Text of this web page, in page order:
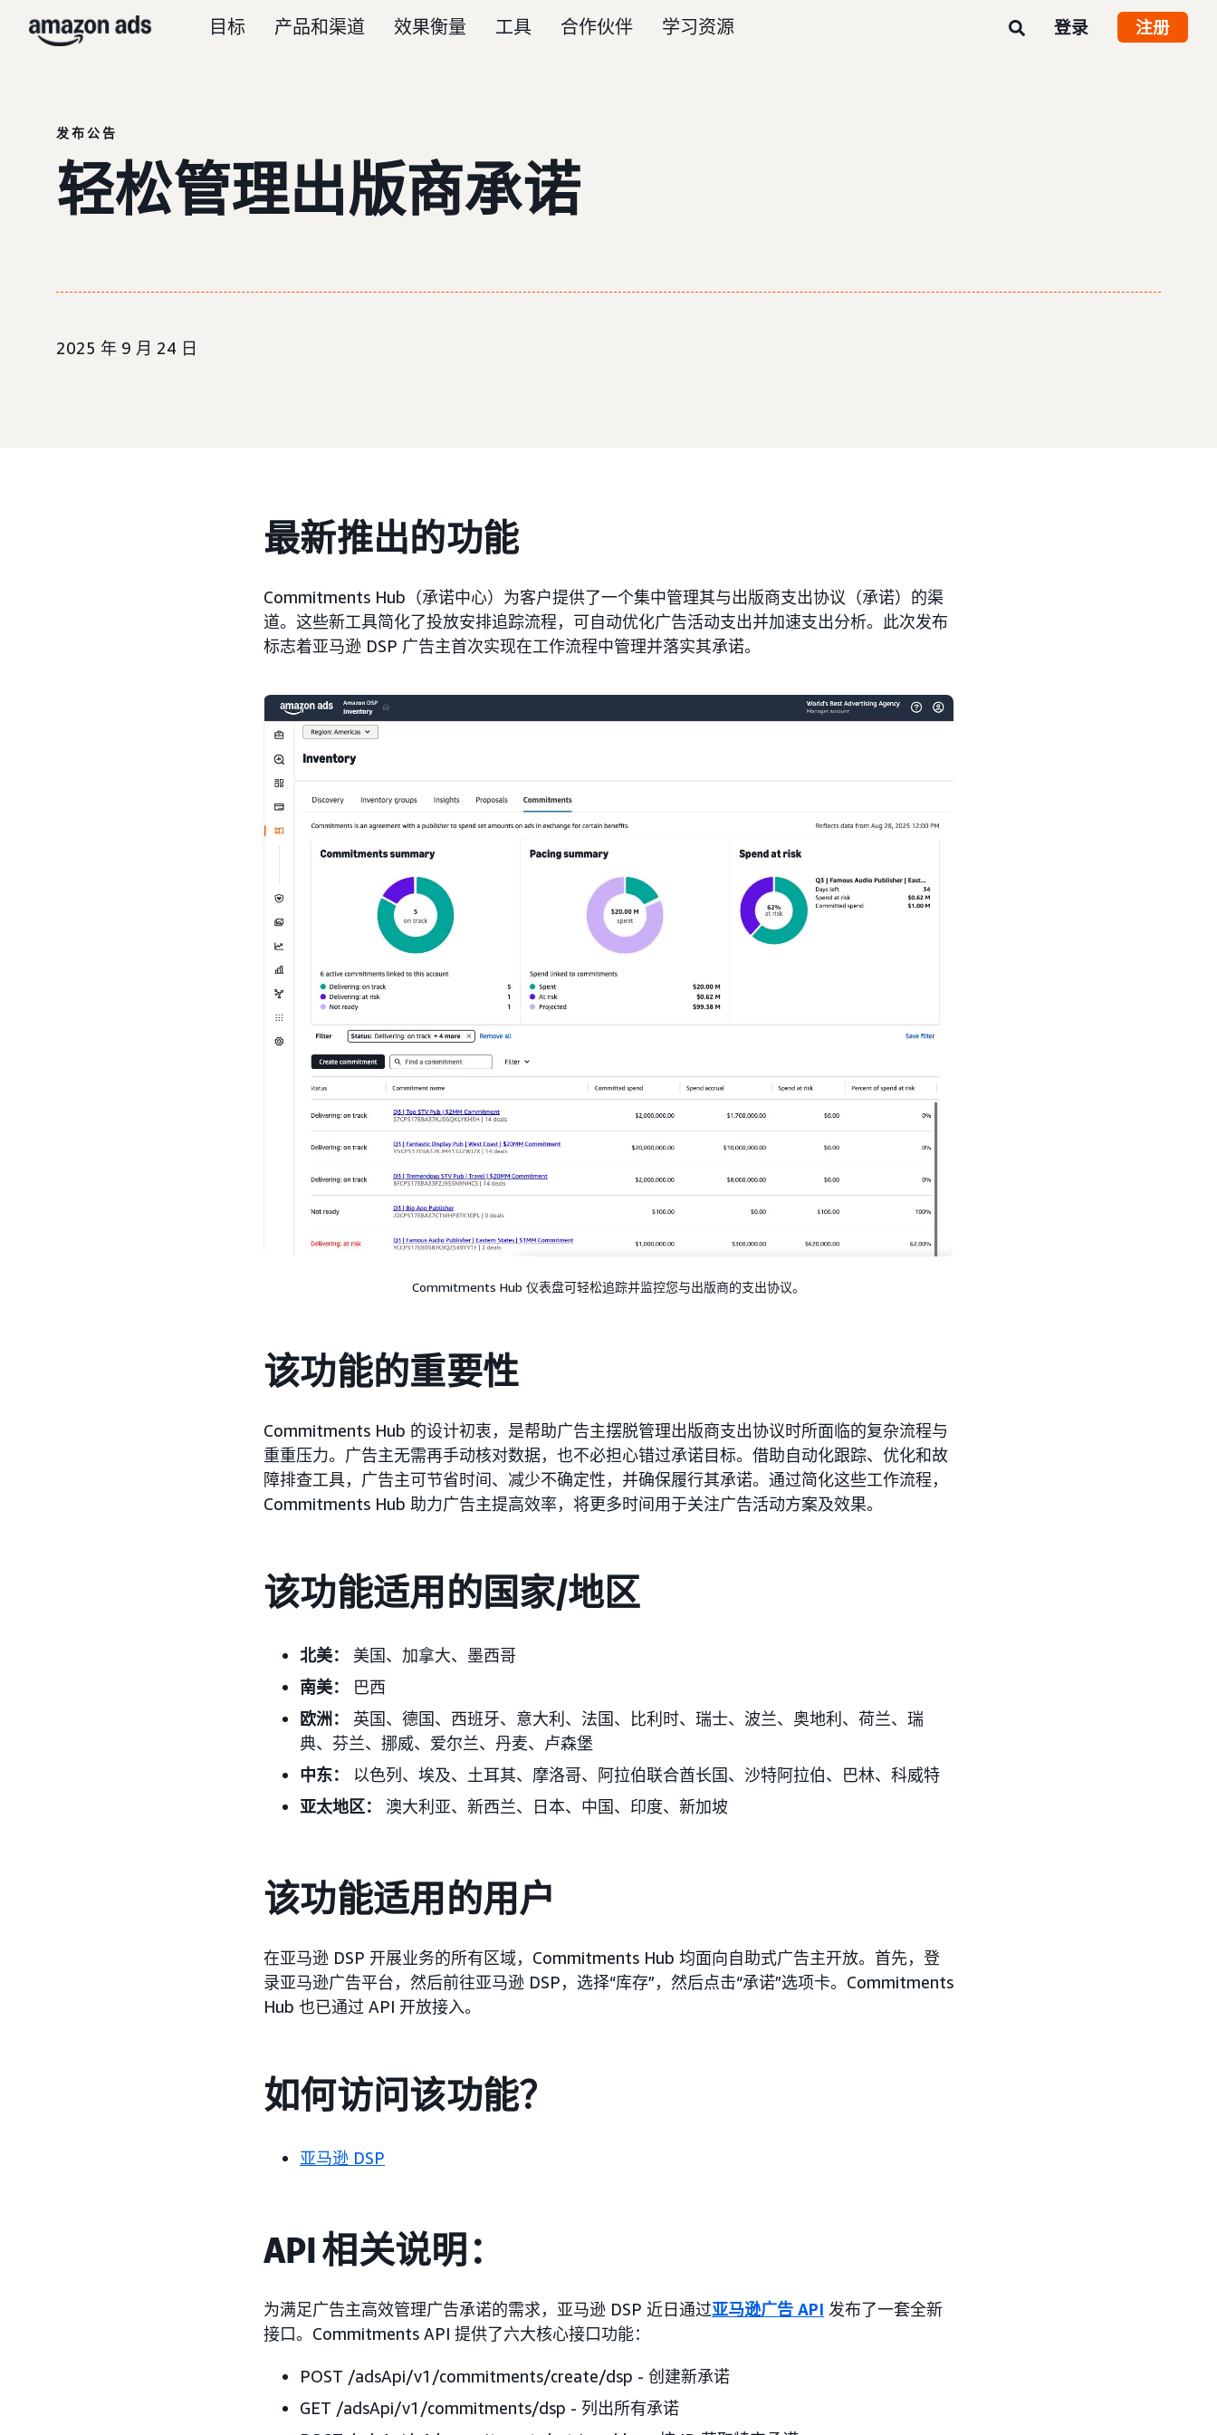
目标 产品和渠道 效果衡量 工具 合作伙伴 学习资源 登录 注册
发布公告
轻松管理出版商承诺
2025 年 9 月 24 日
最新推出的功能
Commitments Hub（承诺中心）为客户提供了一个集中管理其与出版商支出协议（承诺）的渠
道。这些新工具简化了投放安排追踪流程，可自动优化广告活动支出并加速支出分析。此次发布
标志着亚马逊 DSP 广告主首次实现在工作流程中管理并落实其承诺。
Commitments Hub 仪表盘可轻松追踪并监控您与出版商的支出协议。
该功能的重要性
Commitments Hub 的设计初衷，是帮助广告主摆脱管理出版商支出协议时所面临的复杂流程与
重重压力。广告主无需再手动核对数据，也不必担心错过承诺目标。借助自动化跟踪、优化和故
障排查工具，广告主可节省时间、减少不确定性，并确保履行其承诺。通过简化这些工作流程，
Commitments Hub 助力广告主提高效率，将更多时间用于关注广告活动方案及效果。
该功能适用的国家/地区
北美： 美国、加拿大、墨西哥
南美：
巴西
欧洲 ：
英国、德国、西班牙、意大利、法国、比利时、瑞士、波兰、奥地利、荷兰、瑞
典、芬兰、挪威、爱尔兰、丹麦、卢森堡
中东：
以色列、埃及、土耳其、摩洛哥、阿拉伯联合酋长国、沙特阿拉伯、巴林、科威特
亚太地区： 澳大利亚、新西兰、日本、中国、印度、新加坡
该功能适用的用户
在亚马逊 DSP 开展业务的所有区域，Commitments Hub 均面向自助式广告主开放。首先，登
录亚马逊广告平台，然后前往亚马逊 DSP，选择“库存”，然后点击“承诺”选项卡。Commitments
Hub 也已通过 API 开放接入。
如何访问该功能？
亚马逊 DSP
API 相关说明：
为满足广告主高效管理广告承诺的需求，亚马逊 DSP 近日通过亚马逊广告 API 发布了一套全新
接口。Commitments API 提供了六大核心接口功能：
POST /adsApi/v1/commitments/create/dsp - 创建新承诺
GET /adsApi/v1/commitments/dsp - 列出所有承诺